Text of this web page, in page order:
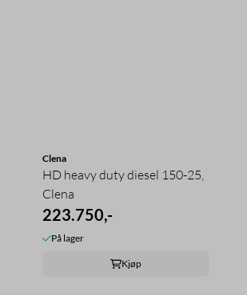
Clena
HD heavy duty diesel 150-25,
Clena
223.750,-
På lager
Kjøp